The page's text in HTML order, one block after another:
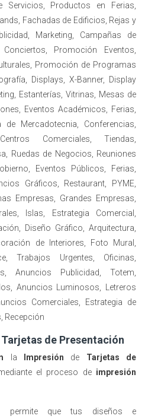
Servicios, Productos en Ferias,
Fachadas de Edificios, Rejas y
Marketing, Campañas de
Promoción Eventos,
Promoción de Programas
Displays, X-Banner, Display
Estanterías, Vitrinas, Mesas de
Eventos Académicos, Ferias,
Mercadotecnia, Conferencias,
Comerciales, Tiendas,
Ruedas de Negocios, Reuniones
Eventos Públicos, Ferias,
Gráficos, Restaurant, PYME,
Empresas, Grandes Empresas,
Islas, Estrategia Comercial,
Diseño Gráfico, Arquitectura,
de Interiores, Foto Mural,
Trabajos Urgentes, Oficinas,
Anuncios Publicidad, Totem,
Anuncios Luminosos, Letreros
Comerciales, Estrategia de
Recepción
de Presentación
la Impresión de Tarjetas de
el proceso de impresión
permite que tus diseños e